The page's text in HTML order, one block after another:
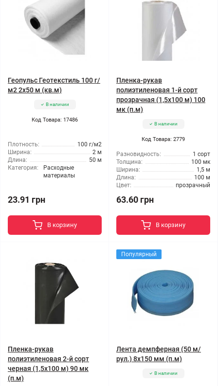
Геопульс Геотекстиль 100 г/
м2 2x50 м (кв.м)
В наличии
Код Товара: 17486
Плотность:
100 г/м2
Ширина:
2 м
Длина:
50 м
Категория:
Расходные
материалы
23.91 грн
В корзину
Пленка-рукав
полиэтиленовая 1-й сорт
прозрачная (1,5x100 м) 100
мк (п.м)
В наличии
Код Товара: 2779
Разновидность:
1 сорт
Толщина:
100 мк
Ширина:
1,5 м
Длина:
100 м
Цвет:
прозрачный
63.60 грн
В корзину
Пленка-рукав
полиэтиленовая 2-й сорт
черная (1,5x100 м) 90 мк
(п.м)
Популярный
Лента демпферная (50 м/
рул.) 8x150 мм (п.м)
В наличии